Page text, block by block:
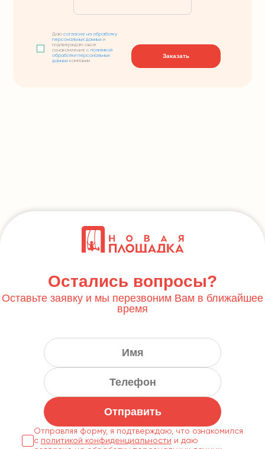
Даюсогласие на обработку
персональных данных и
подтверждаю свое
ознакомление сполитикой
обработки персональных
данных компании
Заказать
Остались вопросы?
Оставьте заявку и мы перезвоним Вам в ближайшее
время
Отправить
Отправляя форму, я подтверждаю, что ознакомился
с политикой конфиденциальности